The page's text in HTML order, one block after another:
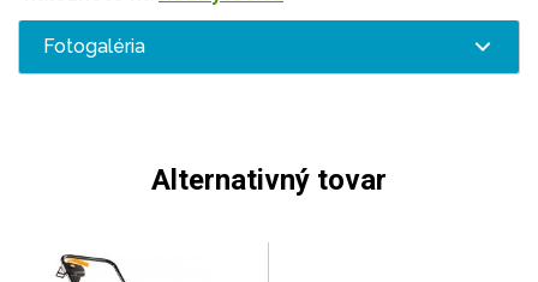
Fotogaléria
Alternativný tovar